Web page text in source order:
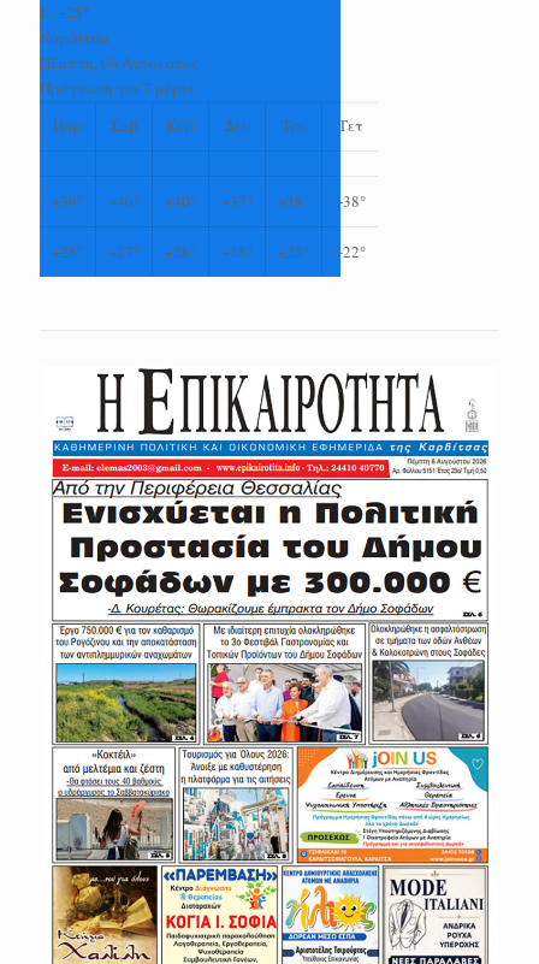
L: +25°
Καρδίτσα
Πέμπτη, 06 Αύγουστος
Πρόγνωση για 7 μέρες
Παρ
Σαβ Κυρ Δευ Τρι Τετ
+39° +40° +40° +37° +38° +38°
+25° +27° +26° +25° +23° +22°